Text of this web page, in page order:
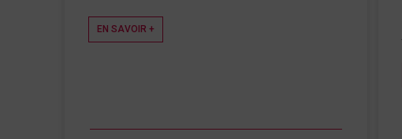
EN SAVOIR +